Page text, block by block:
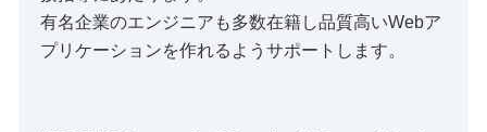
有名企業のエンジニアも多数在籍し品質高いWebア
プリケーションを作れるようサポートします。